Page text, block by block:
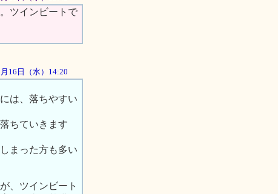
ツインビートで
16日（水）14:20
は、落ちやすい
ちていきます
まった方も多い
、ツインビート